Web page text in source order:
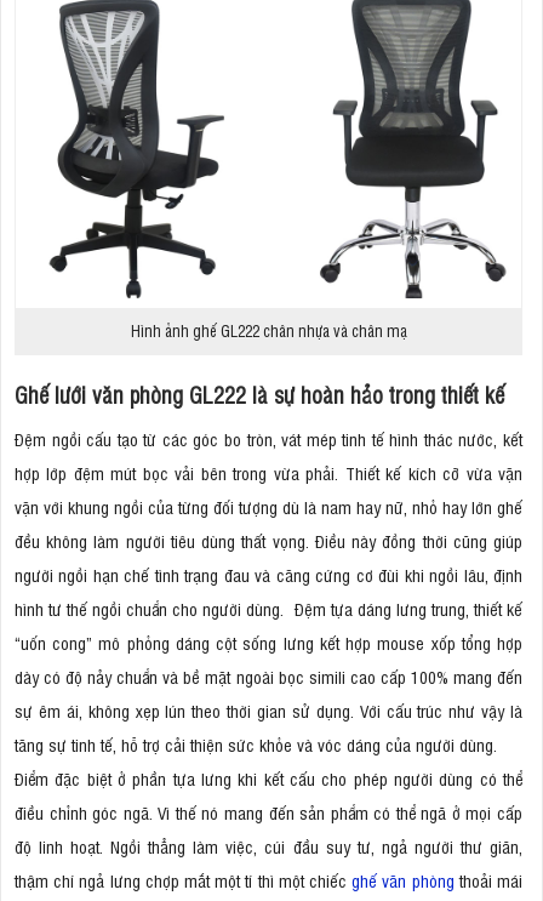
Hình ảnh ghế GL222 chân nhựa và chân mạ
Ghế lưới văn phòng GL222 là sự hoàn hảo trong thiết kế
Đệm ngồi cấu tạo từ các góc bo tròn, vát mép tinh tế hình thác nước, kết
hợp lớp đệm mút bọc vải bên trong vừa phải. Thiết kế kích cỡ vừa vặn
vặn với khung ngồi của từng đối tượng dù là nam hay nữ, nhỏ hay lớn ghế
đều không làm người tiêu dùng thất vọng. Điều này đồng thời cũng giúp
người ngồi hạn chế tình trạng đau và căng cứng cơ đùi khi ngồi lâu, định
hình tư thế ngồi chuẩn cho người dùng. Đệm tựa dáng lưng trung, thiết kế
“uốn cong” mô phỏng dáng cột sống lưng kết hợp mouse xốp tổng hợp
dày có độ nảy chuẩn và bề mặt ngoài bọc simili cao cấp 100% mang đến
sự êm ái, không xẹp lún theo thời gian sử dụng. Với cấu trúc như vậy là
tăng sự tinh tế, hỗ trợ cải thiện sức khỏe và vóc dáng của người dùng.
Điểm đặc biệt ở phần tựa lưng khi kết cấu cho phép người dùng có thể
điều chỉnh góc ngã. Vì thế nó mang đến sản phẩm có thể ngã ở mọi cấp
độ linh hoạt. Ngồi thẳng làm việc, cúi đầu suy tư, ngả người thư giãn,
thậm chí ngả lưng chợp mắt một tí thì một chiếcghế văn phòng thoải mái